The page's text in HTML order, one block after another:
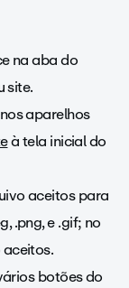
na aba do
site.
aparelhos
à tela inicial do
aceitos para
.png, e .gif; no
botões do